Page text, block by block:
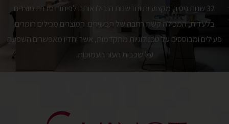
32 שנות ניסיון, מקצועיות וחדשנות הובילו אותנו לפיתוח סדרת מוצרים
בלעדית, המכילה קשת רחבה של תכשירים. המוצרים מכילים חומרים
פעילים ומבוססים על טכנולוגיות מתקדמות, אשר יחדיו מאפשרים השפעה
על שכבות העור העמוקות.